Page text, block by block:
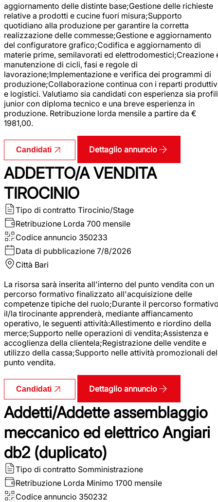
aggiornamento delle distinte base;Gestione delle richieste
relative a prodotti e cucine fuori misura;Supporto
quotidiano alla produzione per garantire la corretta
realizzazione delle commesse;Gestione e aggiornamento
del configuratore grafico;Codifica e aggiornamento di
materie prime, semilavorati ed elettrodomestici;Creazione
manutenzione di cicli, fasi e regole di
lavorazione;Implementazione e verifica dei programmi di
produzione;Collaborazione continua con i reparti
e logistici. Valutiamo sia candidati con esperienza sia
junior con diploma tecnico e una breve esperienza in
produzione. Retribuzione lorda mensile a partire da €
1981,00.
Candidati Dettaglio annuncio
ADDETTO/A VENDITA
TIROCINIO
Tipo di contratto Tirocinio/Stage
Retribuzione Lorda 700 mensile
Codice annuncio 350233
Data di pubblicazione 7/8/2026
Città Bari
La risorsa sarà inserita all'interno del punto vendita con un
percorso formativo finalizzato all'acquisizione delle
competenze tipiche del ruolo;Durante il percorso
il/la tirocinante apprenderà, mediante affiancamento
operativo, le seguenti attività:Allestimento e riordino della
merce;Supporto nelle operazioni di vendita;Assistenza e
accoglienza della clientela;Registrazione delle vendite e
utilizzo della cassa;Supporto nelle attività promozionali del
punto vendita.
Candidati Dettaglio annuncio
Addetti/Addette assemblaggio
meccanico ed elettrico Angiari
db2 (duplicato)
Tipo di contratto Somministrazione
Retribuzione Lorda Minimo 1700 mensile
Codice annuncio 350232